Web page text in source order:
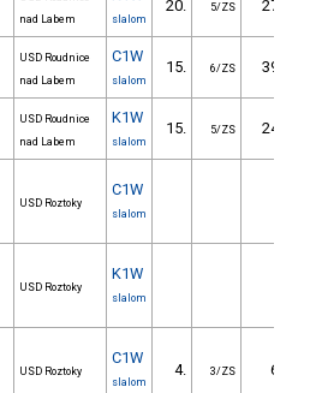
nad Labem
slalom
20. 5/ZS 27.94
USD Roudnice
nad Labem
C1W
slalom
15. 6/ZS 39.86
USD Roudnice
nad Labem
K1W
slalom
15. 5/ZS 24.13
USD Roztoky
C1W
slalom
USD Roztoky
K1W
slalom
USD Roztoky
C1W
slalom
4. 3/ZS 6.66